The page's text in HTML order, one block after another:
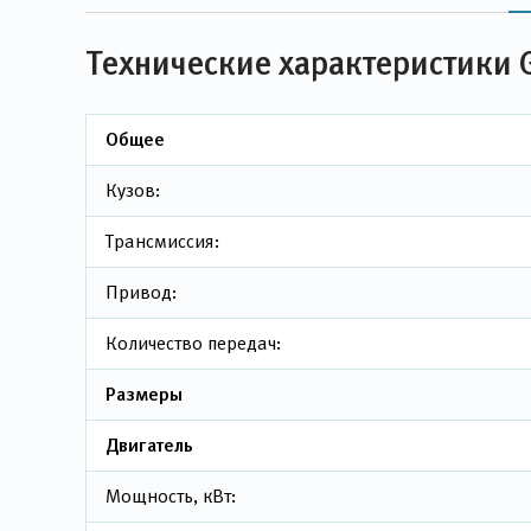
Технические характеристики
Общее
Кузов:
Трансмиссия:
Привод:
Количество передач:
Размеры
Двигатель
Мощность, кВт: